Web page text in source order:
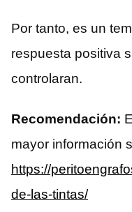
Por tanto, es un
respuesta positiva
controlaran.
Recomendación:
mayor información
https://
de-las-tintas/